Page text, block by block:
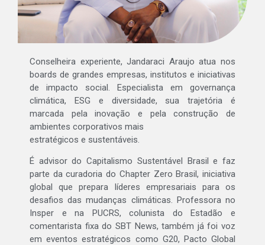
Conselheira experiente, Jandaraci Araujo atua nos
boards de grandes empresas, institutos e iniciativas
de impacto social. Especialista em governança
climática, ESG e diversidade, sua trajetória é
marcada pela inovação e pela construção de
ambientes corporativos mais
estratégicos e sustentáveis.
É advisor do Capitalismo Sustentável Brasil e faz
parte da curadoria do Chapter Zero Brasil, iniciativa
global que prepara líderes empresariais para os
desafios das mudanças climáticas. Professora no
Insper e na PUCRS, colunista do Estadão e
comentarista fixa do SBT News, também já foi voz
em eventos estratégicos como G20, Pacto Global